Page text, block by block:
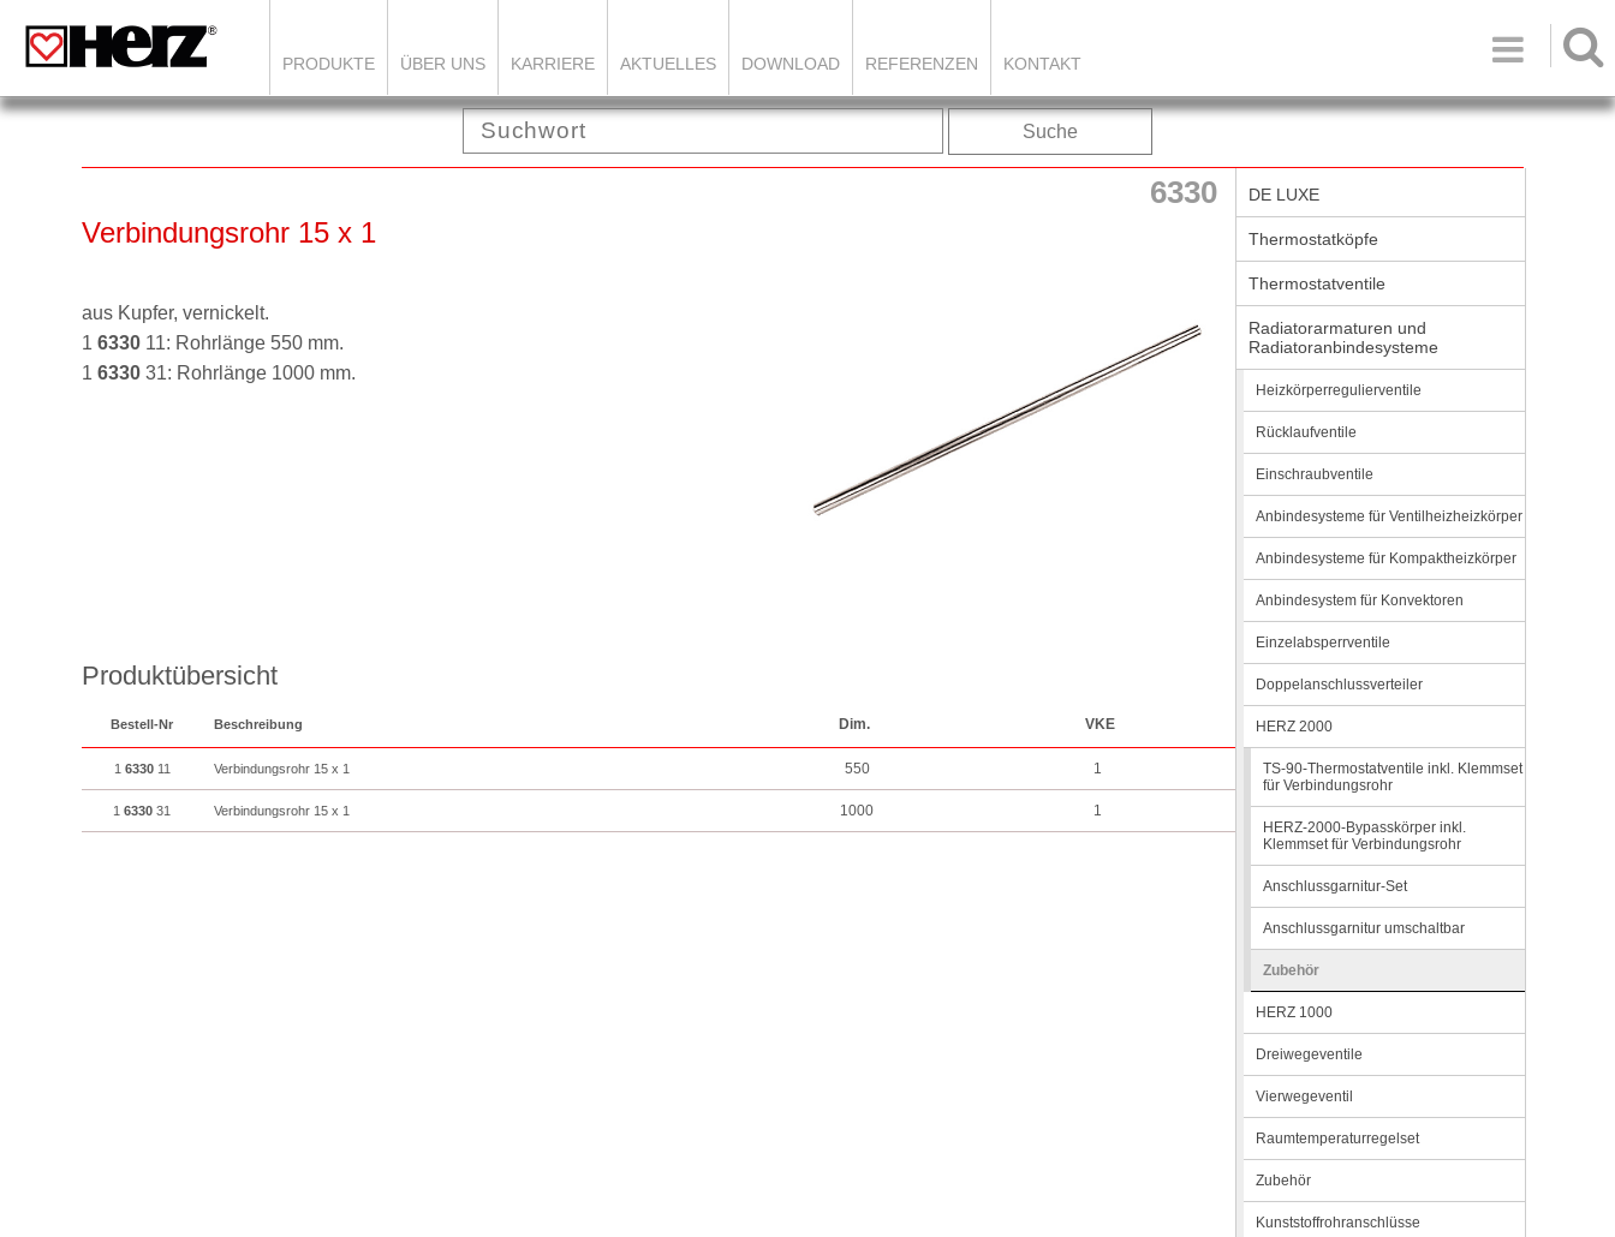

PRODUKTE ÜBER UNS KARRIERE AKTUELLES DOWNLOAD REFERENZEN KONTAKT
Suche
6330
Verbindungsrohr 15 x 1
aus Kupfer, vernickelt.
1 6330 11: Rohrlänge 550 mm.
1 6330 31: Rohrlänge 1000 mm.
Produktübersicht
Bestell-Nr Beschreibung Dim. VKE
1 633011 Verbindungsrohr 15 x 1 550 1
1 6330 31 Verbindungsrohr 15 x 1 1000 1
DE LUXE
Thermostatköpfe
Thermostatventile
Radiatorarmaturen und
Radiatoranbindesysteme
Heizkörperregulierventile
Rücklaufventile
Einschraubventile
Anbindesysteme für Ventilheizheizkörper
Anbindesysteme für Kompaktheizkörper
Anbindesystem für Konvektoren
Einzelabsperrventile
Doppelanschlussverteiler
HERZ 2000
TS-90-Thermostatventile inkl. Klemmset
für Verbindungsrohr
HERZ-2000-Bypasskörper inkl.
Klemmset für Verbindungsrohr
Anschlussgarnitur-Set
Anschlussgarnitur umschaltbar
Zubehör
HERZ 1000
Dreiwegeventile
Vierwegeventil
Raumtemperaturregelset
Zubehör
Kunststoffrohranschlüsse